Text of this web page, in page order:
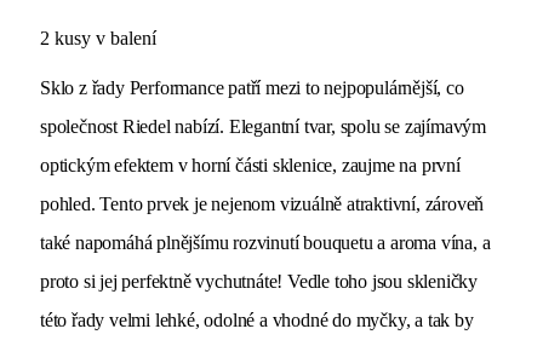
2 kusy v balení
Sklo z řady Performance patří mezi to nejpopulárnější, co
společnost Riedel nabízí. Elegantní tvar, spolu se zajímavým
optickým efektem v horní části sklenice, zaujme na první
pohled. Tento prvek je nejenom vizuálně atraktivní, zároveň
také napomáhá plnějšímu rozvinutí bouquetu a aroma vína, a
proto si jej perfektně vychutnáte! Vedle toho jsou skleničky
této řady velmi lehké, odolné a vhodné do myčky, a tak by